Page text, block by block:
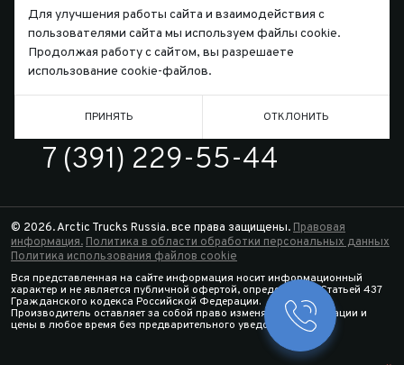
Письмо директору
ТЕЛЕФОН
7 (391) 229-55-44
© 2026. Arctic Trucks Russia. все права защищены.Правовая
информация.Политика в области обработки персональных данных
Политика использования файлов cookie
Вся представленная на сайте информация носит информационный
характер и не является публичной офертой, определяемой Статьей 437
Гражданского кодекса Российской Федерации.
Производитель оставляет за собой право изменять спецификации и
цены в любое время без предварительного уведомления.
Заказать
Для улучшения работы сайта и взаимодействия с
пользователями сайта мы используем файлы cookie.
Продолжая работу с сайтом, вы разрешаете
использование cookie-файлов.
ПРИНЯТЬ ОТКЛОНИТЬ